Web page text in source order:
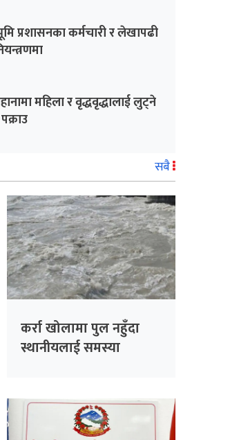
प्रशासनका कर्मचारी र लेखापढी
महिला र वृद्धवृद्धालाई लुट्ने
सबै
कर्रा खोलामा पुल नहुँदा
स्थानीयलाई समस्या